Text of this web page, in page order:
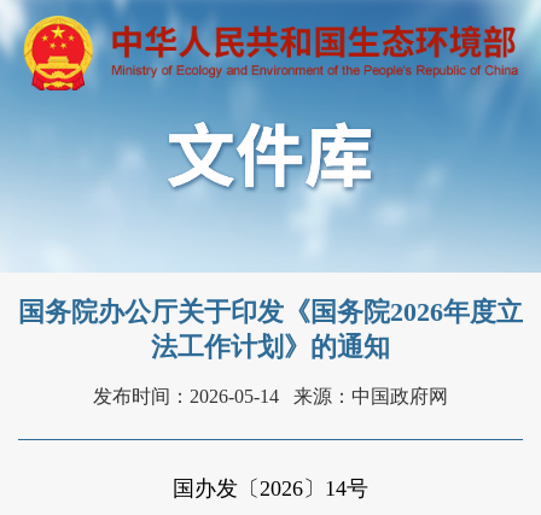
国务院办公厅关于印发《国务院2026年度立
法工作计划》的通知
发布时间：2026-05-14 来源：中国政府网
国办发〔2026〕14号